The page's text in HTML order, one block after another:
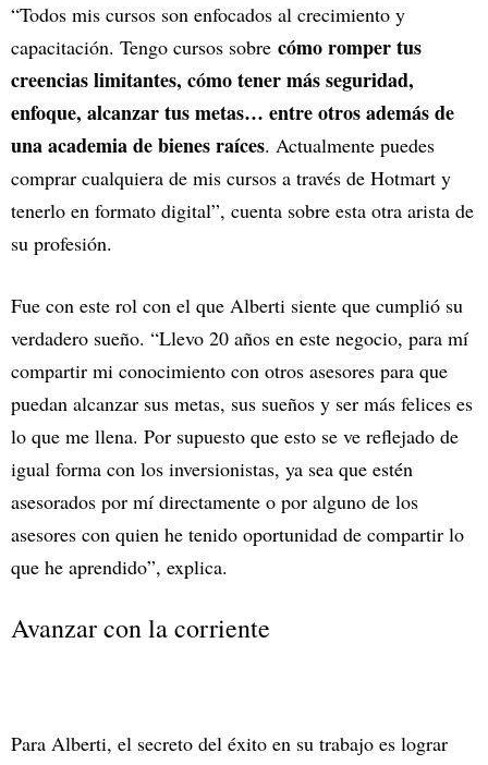
“Todos mis cursos son enfocados al crecimiento y
capacitación. Tengo cursos sobre cómo romper tus
creencias limitantes, cómo tener más seguridad,
enfoque, alcanzar tus metas… entre otros además de
una academia de bienes raíces. Actualmente puedes
comprar cualquiera de mis cursos a través de Hotmart y
tenerlo en formato digital”, cuenta sobre esta otra arista de
su profesión.
Fue con este rol con el que Alberti siente que cumplió su
verdadero sueño. “Llevo 20 años en este negocio, para mí
compartir mi conocimiento con otros asesores para que
puedan alcanzar sus metas, sus sueños y ser más felices es
lo que me llena. Por supuesto que esto se ve reflejado de
igual forma con los inversionistas, ya sea que estén
asesorados por mí directamente o por alguno de los
asesores con quien he tenido oportunidad de compartir lo
que he aprendido”, explica.
Avanzar con la corriente
Para Alberti, el secreto del éxito en su trabajo es lograr